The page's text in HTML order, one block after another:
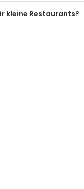
kleine Restaurants?